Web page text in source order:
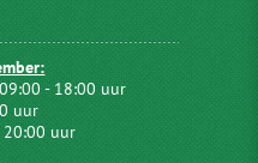
- 18:00 uur
uur
uur